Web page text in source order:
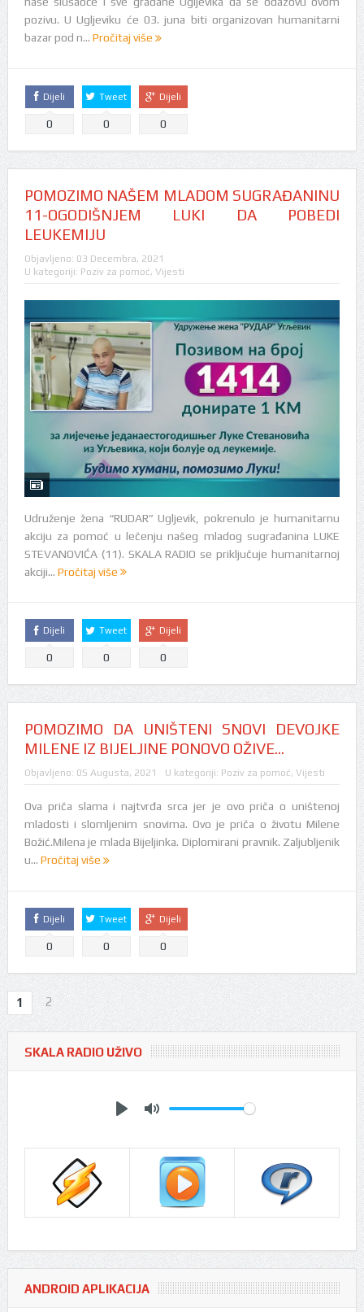
pozivu. U Ugljeviku će 03. juna biti organizovan humanitarni
bazar pod n... Pročitaj više
Dijeli
0
Tweet
0
Dijeli
0
POMOZIMO NAŠEM MLADOM SUGRAĐANINU
11-OGODIŠNJEM LUKI DA POBEDI
LEUKEMIJU
Objavljeno: 03 Decembra, 2021
U kategoriji: Poziv za pomoć, Vijesti
Udruženje žena “RUDAR” Ugljevik, pokrenulo je humanitarnu
akciju za pomoć u lečenju našeg mladog sugrađanina LUKE
STEVANOVIĆA (11). SKALA RADIO se priključuje humanitarnoj
akciji... Pročitaj više
Dijeli
0
Tweet
0
Dijeli
0
POMOZIMO DA UNIŠTENI SNOVI DEVOJKE
MILENE IZ BIJELJINE PONOVO OŽIVE…
Objavljeno: 05 Augusta, 2021 U kategoriji: Poziv za pomoć, Vijesti
Ova priča slama i najtvrđa srca jer je ovo priča o uništenoj
mladosti i slomljenim snovima. Ovo je priča o životu Milene
Božić.Milena je mlada Bijeljinka. Diplomirani pravnik. Zaljubljenik
u... Pročitaj više
Dijeli
0
Tweet
0
Dijeli
0
1 2
SKALA RADIO UŽIVO
ANDROID APLIKACIJA